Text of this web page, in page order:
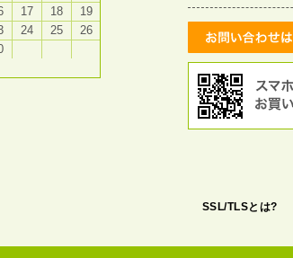
17 18
19
24 25
26
SSL/TLSとは?